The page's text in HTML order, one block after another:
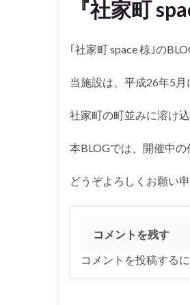
『社家町
｢社家町 space 椋｣の
当施設は、平成26年5月
社家町の町並みに溶け
本BLOGでは、開催中
どうぞよろしくお願い申
コメントを残す
コメントを投稿する